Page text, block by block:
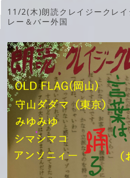
11/2(木)朗読クレイジークレイ
レー＆バー外国